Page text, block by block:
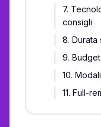
7.
consigli
8. Durata
9. Budget
10.
11. Full-